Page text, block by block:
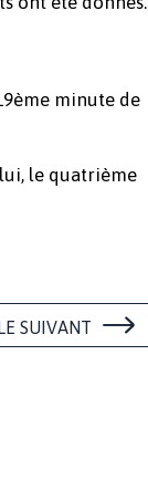
minute de
lui, le quatrième
SUIVANT